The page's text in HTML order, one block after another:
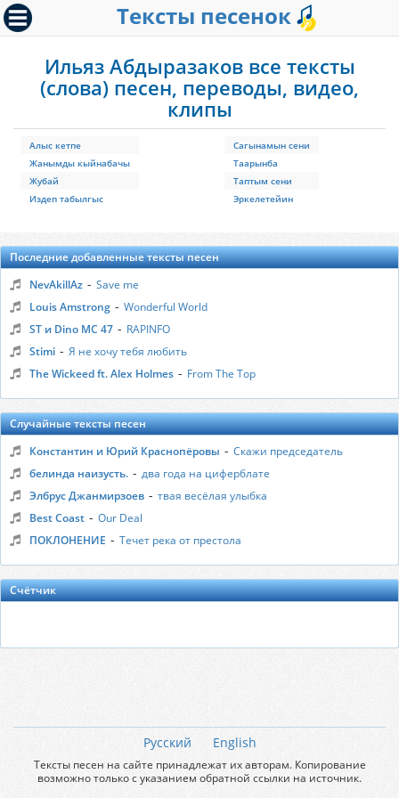
Тексты песенок
Ильяз Абдыразаков все тексты
(слова) песен, переводы, видео,
клипы
Алыс кетпе
Жанымды кыйнабачы
Жубай
Издеп табылгыс
Сагынамын сени
Таарынба
Таптым сени
Эркелетейин
Последние добавленные тексты песен
NevAkillAz - Save me
Louis Amstrong - Wonderful World
ST и Dino MC 47 - RAPINFO
Stimi - Я не хочу тебя любить
The Wickeed ft. Alex Holmes - From The Top
Случайные тексты песен
Константин и Юрий Краснопёровы - Скажи председатель
белинда наизусть. - два года на циферблате
Элбрус Джанмирзоев - твая весёлая улыбка
Best Coast - Our Deal
ПОКЛОНЕНИЕ - Течет река от престола
Счётчик
Русский English
Тексты песен на сайте принадлежат их авторам. Копирование
возможно только с указанием обратной ссылки на источник.